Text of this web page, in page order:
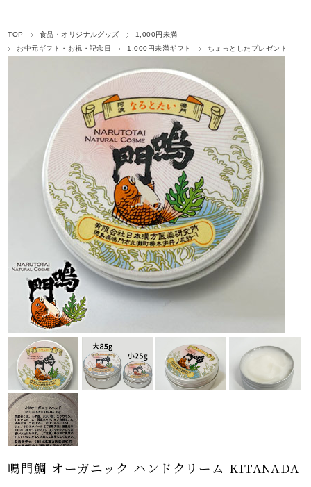
TOP 食品・オリジナルグッズ
1,000円未満
お中元ギフト・お祝・記念日
1,000円未満ギフト ちょっとしたプレゼント
鳴門鯛 オーガニック ハンドクリーム KITANADA